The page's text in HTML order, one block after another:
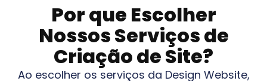
Por que Escolher
Nossos Serviços de
Criação de Site?
Ao escolher os serviços da Design Website,